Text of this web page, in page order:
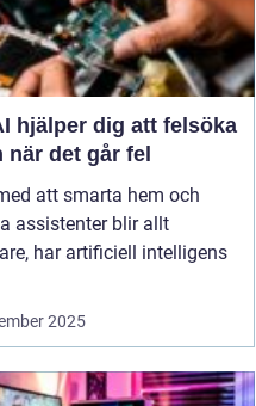
hjälper dig att felsöka
när det går fel
att smarta hem och
assistenter blir allt
har artificiell intelligens
2025